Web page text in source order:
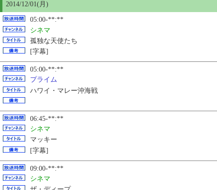
2014/12/01(月)
05:00-**:**
シネマ
孤独な天使たち
[字幕]
05:00-**:**
プライム
ハワイ・マレー沖海戦
06:45-**:**
シネマ
マッキー
[字幕]
09:00-**:**
シネマ